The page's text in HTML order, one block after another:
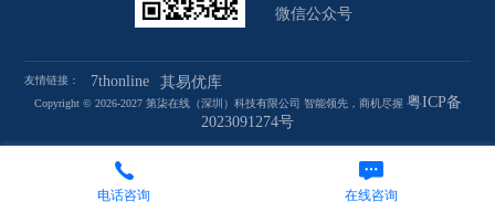
微信公众号
友情链接： 7thonline 其易优库
Copyright © 2026-2027 第柒在线（深圳）科技有限公司 智能领先，商机尽握 粤ICP备
2023091274号
电话咨询 在线咨询